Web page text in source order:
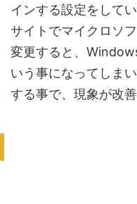
インする設定をして
サイトでマイクロソ
変更すると、
いう事になってしま
する事で、現象が改善